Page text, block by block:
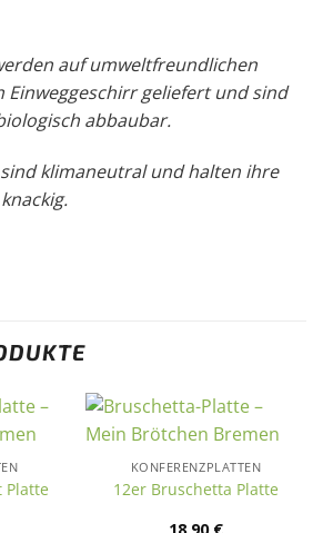
auf umweltfreundlichen
geliefert und sind
abbaubar.
klimaneutral und halten ihre
Platte
KONFERENZPLATTEN
12er Bruschetta Platte